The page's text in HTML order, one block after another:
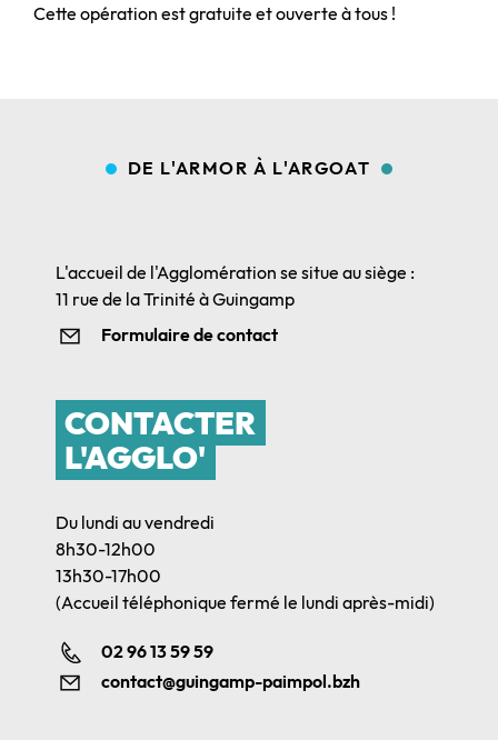
Cette opération est gratuite et ouverte à tous !
DE L'ARMOR À L'ARGOAT
L'accueil de l'Agglomération se situe au siège :
11 rue de la Trinité à Guingamp
Formulaire de contact
CONTACTER
L'AGGLO'
Du lundi au vendredi
8h30-12h00
13h30-17h00
(Accueil téléphonique fermé le lundi après-midi)
02 96 13 59 59
contact@guingamp-paimpol.bzh